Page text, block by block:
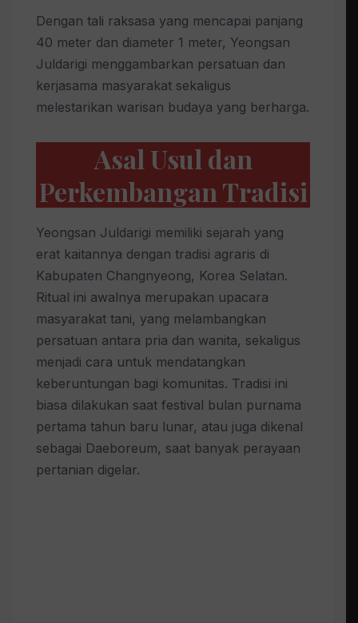
Dengan tali raksasa yang mencapai panjang
40 meter dan diameter 1 meter, Yeongsan
Juldarigi menggambarkan persatuan dan
kerjasama masyarakat sekaligus
melestarikan warisan budaya yang berharga.
Asal Usul dan
Perkembangan Tradisi
Yeongsan Juldarigi memiliki sejarah yang
erat kaitannya dengan tradisi agraris di
Kabupaten Changnyeong, Korea Selatan.
Ritual ini awalnya merupakan upacara
masyarakat tani, yang melambangkan
persatuan antara pria dan wanita, sekaligus
menjadi cara untuk mendatangkan
keberuntungan bagi komunitas. Tradisi ini
biasa dilakukan saat festival bulan purnama
pertama tahun baru lunar, atau juga dikenal
sebagai Daeboreum, saat banyak perayaan
pertanian digelar.